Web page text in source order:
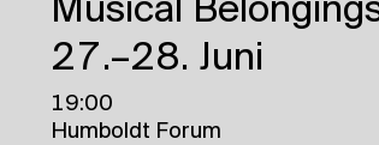
Musi­cal
27.–28. Juni
19:00
Humboldt Forum